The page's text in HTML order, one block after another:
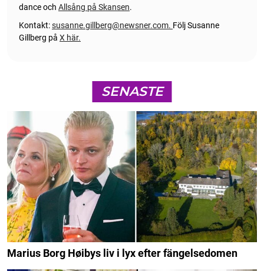
dance och Allsång på Skansen.
Kontakt:susanne.gillberg@newsner.com. Följ Susanne
Gillberg på X här.
SENASTE
Marius Borg Høibys liv i lyx efter fängelsedomen